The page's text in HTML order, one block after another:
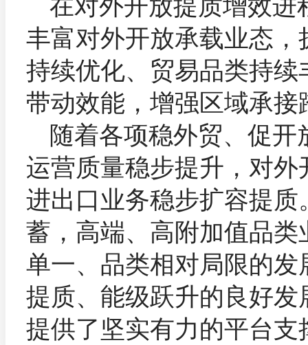
丰富对外开放承载业态
持续优化、贸易品类持
带动效能，增强区域承
随着各项稳外贸、促
运营质量稳步提升，对
进出口业务稳步扩容提
蓄，高端、高附加值品
单一、品类相对局限的
提质、能级跃升的良好
提供了坚实有力的平台支